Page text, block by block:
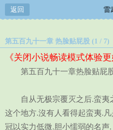
返回 雷
第五百九十一章 热脸贴屁股 (1 / 7)
《关闭小说畅读模式体验更
第五百九十一章热脸贴屁
自从无极宗覆灭之后.蛮夷
这个地方.沒有人看得起蛮夷.
冠以实力低微.胆小懦弱的名声.